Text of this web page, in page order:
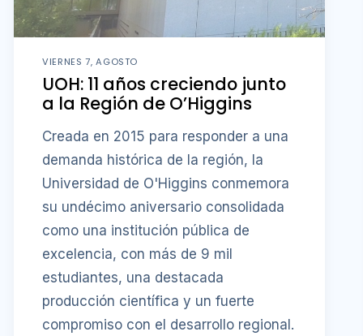
VIERNES 7, AGOSTO
UOH: 11 años creciendo junto
a la Región de O’Higgins
Creada en 2015 para responder a una
demanda histórica de la región, la
Universidad de O'Higgins conmemora
su undécimo aniversario consolidada
como una institución pública de
excelencia, con más de 9 mil
estudiantes, una destacada
producción científica y un fuerte
compromiso con el desarrollo regional.